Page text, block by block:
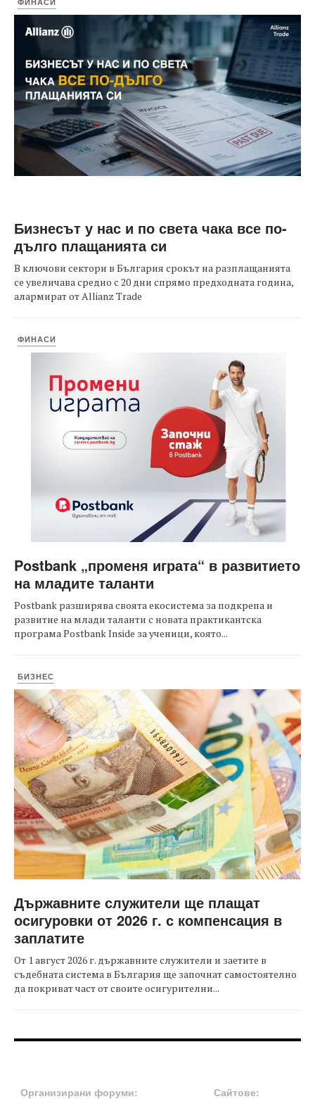
Бизнесът у нас и по света чака все по-
дълго плащанията си
В ключови сектори в България срокът на разплащанията
се увеличава средно с 20 дни спрямо предходната година,
алармират от Allianz Trade
ФИНАСИ
Postbank „променя играта“ в развитието
на младите таланти
Postbank разширява своята екосистема за подкрепа и
развитие на млади таланти с новата практикантска
програма Postbank Inside за ученици, която...
БИЗНЕС
Държавните служители ще плащат
осигуровки от 2026 г. с компенсация в
заплатите
От 1 август 2026 г. държавните служители и заетите в
съдебната система в България ще започнат самостоятелно
да покриват част от своите осигурителни...
Организирани форуми: Сайтове: